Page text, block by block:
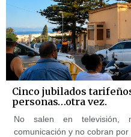
Cinco jubilados
personas…otra vez.
No salen en televisión,
comunicación y no cobran